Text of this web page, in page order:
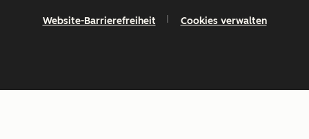
Website-Barrierefreiheit Cookies verwalten